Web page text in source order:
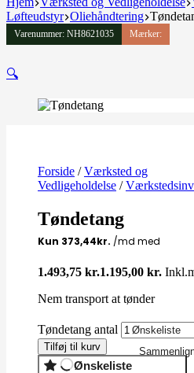
Løfteudstyr Oliehåndtering
Varenummer: NH8621035 Mærker:
🔍
Forside /Værksted og
Vedligeholdelse /
Tøndetang
1.493,75 kr.1.195,00 kr.
Nem transport at tønder
Tøndetang antal
Tilføj til kurv
Ønskeliste
Ønskeliste